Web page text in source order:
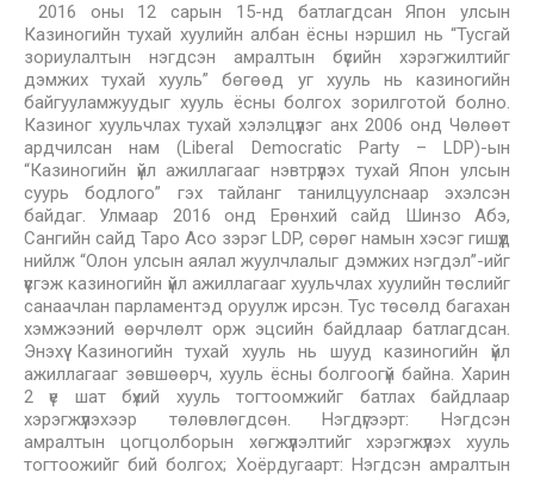
2016 оны 12 сарын 15-нд батлагдсан Япон улсын
Казиногийн тухай хуулийн албан ёсны нэршил нь “Тусгай
зориулалтын нэгдсэн амралтын бүсийн хэрэгжилтийг
дэмжих тухай хууль” бөгөөд уг хууль нь казиногийн
байгууламжуудыг хууль ёсны болгох зорилготой болно.
Казиног хуульчлах тухай хэлэлцүүлэг анх 2006 онд Чөлөөт
ардчилсан нам (Liberal Democratic Party – LDP)-ын
“Казиногийн үйл ажиллагааг нэвтрүүлэх тухай Япон улсын
суурь бодлого” гэх тайланг танилцуулснаар эхэлсэн
байдаг. Улмаар 2016 онд Ерөнхий сайд Шинзо Абэ,
Сангийн сайд Таро Асо зэрэг LDP, сөрөг намын хэсэг гишүүд
нийлж “Олон улсын аялал жуулчлалыг дэмжих нэгдэл”-ийг
үүсгэж казиногийн үйл ажиллагааг хуульчлах хуулийн төслийг
санаачлан парламентэд оруулж ирсэн. Тус төсөлд багахан
хэмжээний өөрчлөлт орж эцсийн байдлаар батлагдсан.
Энэхүү Казиногийн тухай хууль нь шууд казиногийн үйл
ажиллагааг зөвшөөрч, хууль ёсны болгоогүй байна. Харин
2 үе шат бүхий хууль тогтоомжийг батлах байдлаар
хэрэгжүүлэхээр төлөвлөгдсөн. Нэгдүгээрт: Нэгдсэн
амралтын цогцолборын хөгжүүлэлтийг хэрэгжүүлэх хууль
тогтоожийг бий болгох; Хоёрдугаарт: Нэгдсэн амралтын